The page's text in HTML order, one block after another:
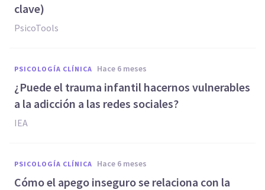
clave)
PsicoTools
PSICOLOGÍA CLÍNICA hace 6 meses
¿Puede el trauma infantil hacernos vulnerables
a la adicción a las redes sociales?
IEA
PSICOLOGÍA CLÍNICA hace 6 meses
Cómo el apego inseguro se relaciona con la